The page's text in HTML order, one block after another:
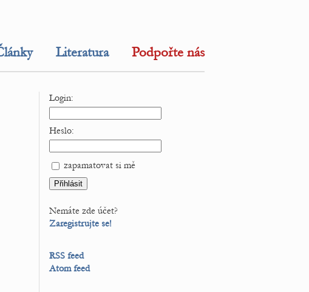
Literatura Podpořte nás
Login:
Heslo:
zapamatovat si mě
Nemáte zde účet?
Zaregistrujte se!
RSS feed
Atom feed